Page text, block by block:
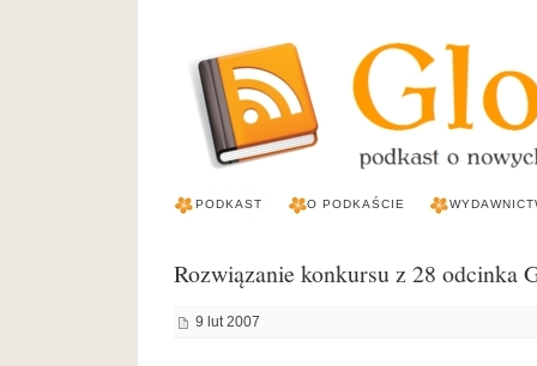
PODKAST O PODKAŚCIE
Rozwiązanie konkursu z 28 odcinka
9 lut 2007